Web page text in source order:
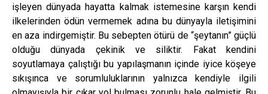
işleyen dünyada hayatta kalmak istemesine karşın kendi
ilkelerinden ödün vermemek adına bu dünyayla iletişimini
en aza indirgemiştir. Bu sebepten ötürü de “şeytanın” güçlü
olduğu dünyada çekinik ve siliktir. Fakat kendini
soyutlamaya çalıştığı bu yapılaşmanın içinde iyice köşeye
sıkışınca ve sorumluluklarının yalnızca kendiyle ilgili